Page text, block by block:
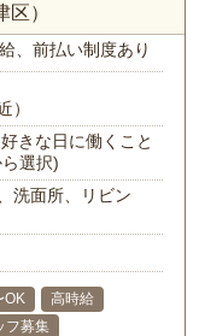
）
、前払い制度あり
）
きな日に働くこと
選択)
洗面所、リビン
OK
高時給
フ募集